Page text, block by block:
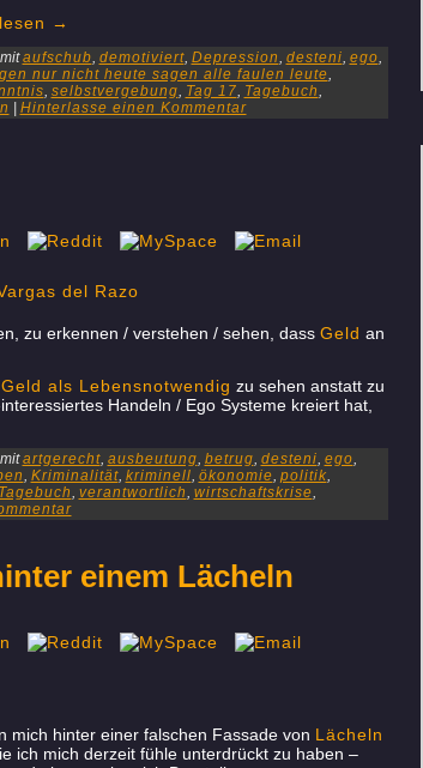
→
aufschub, demotiviert, Depression, desteni, ego,
nur nicht heute sagen alle faulen leute,
, selbstvergebung, Tag 17, Tagebuch,
Hinterlasse einen Kommentar
zu erkennen / verstehen / sehen, dass Geld an
Geld als Lebensnotwendig zu sehen anstatt zu
Handeln / Ego Systeme kreiert hat,
artgerecht, ausbeutung, betrug, desteni, ego,
, Kriminalität, kriminell, ökonomie, politik,
Tagebuch, verantwortlich, wirtschaftskrise,
einem Lächeln
mich hinter einer falschen Fassade von Lächeln
ich mich derzeit fühle unterdrückt zu haben –